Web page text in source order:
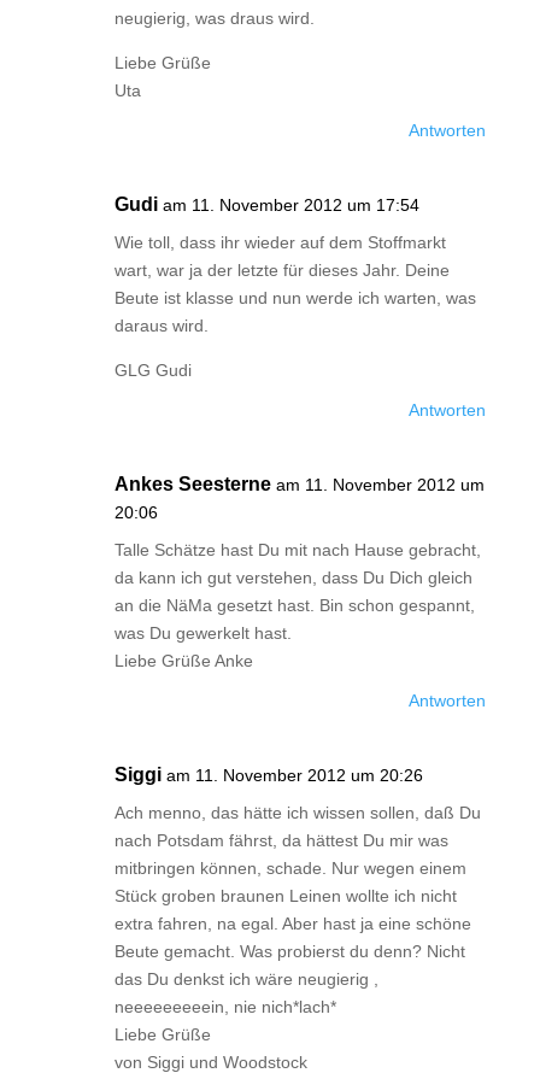
neugierig, was draus wird.
Liebe Grüße
Uta
Antworten
Gudi am 11. November 2012 um 17:54
Wie toll, dass ihr wieder auf dem Stoffmarkt
wart, war ja der letzte für dieses Jahr. Deine
Beute ist klasse und nun werde ich warten, was
daraus wird.
GLG Gudi
Antworten
Ankes Seesterne am 11. November 2012 um
20:06
Talle Schätze hast Du mit nach Hause gebracht,
da kann ich gut verstehen, dass Du Dich gleich
an die NäMa gesetzt hast. Bin schon gespannt,
was Du gewerkelt hast.
Liebe Grüße Anke
Antworten
Siggi am 11. November 2012 um 20:26
Ach menno, das hätte ich wissen sollen, daß Du
nach Potsdam fährst, da hättest Du mir was
mitbringen können, schade. Nur wegen einem
Stück groben braunen Leinen wollte ich nicht
extra fahren, na egal. Aber hast ja eine schöne
Beute gemacht. Was probierst du denn? Nicht
das Du denkst ich wäre neugierig ,
neeeeeeeeein, nie nich*lach*
Liebe Grüße
von Siggi und Woodstock